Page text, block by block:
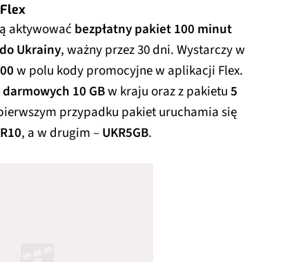
aktywować bezpłatny pakiet 100 minut
Ukrainy, ważny przez 30 dni. Wystarczy w
w polu kody promocyjne w aplikacji Flex.
darmowych 10 GBw kraju oraz z pakietu5
przypadku pakiet uruchamia się
, a w drugim –UKR5GB.